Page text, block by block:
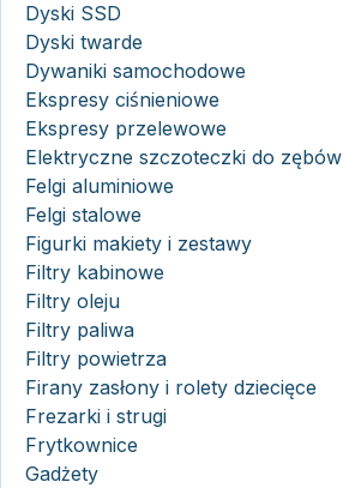
Dyski SSD
Dyski twarde
Dywaniki samochodowe
Ekspresy ciśnieniowe
Ekspresy przelewowe
Elektryczne szczoteczki do zębów
Felgi aluminiowe
Felgi stalowe
Figurki makiety i zestawy
Filtry kabinowe
Filtry oleju
Filtry paliwa
Filtry powietrza
Firany zasłony i rolety dziecięce
Frezarki i strugi
Frytkownice
Gadżety